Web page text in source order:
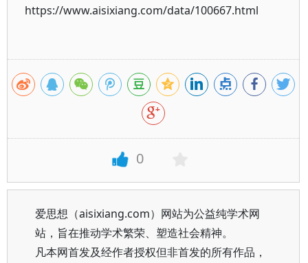
https://www.aisixiang.com/data/100667.html
0
爱思想（aisixiang.com）网站为公益纯学术网
站，旨在推动学术繁荣、塑造社会精神。
凡本网首发及经作者授权但非首发的所有作品，